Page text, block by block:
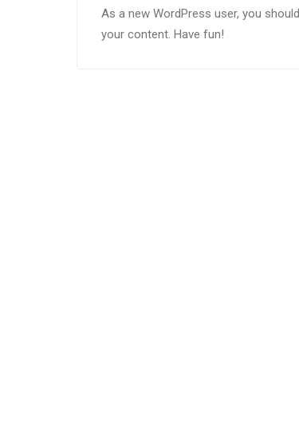
As a new WordPress user, you
your content. Have fun!